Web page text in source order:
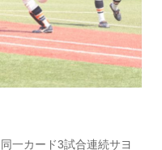
一カード3試合連続サヨ